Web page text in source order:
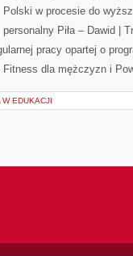
Polski w procesie do
personalny Piła – Dawid |
pracy opartej o
Fitness dla mężczyzn i
EDUKACJI